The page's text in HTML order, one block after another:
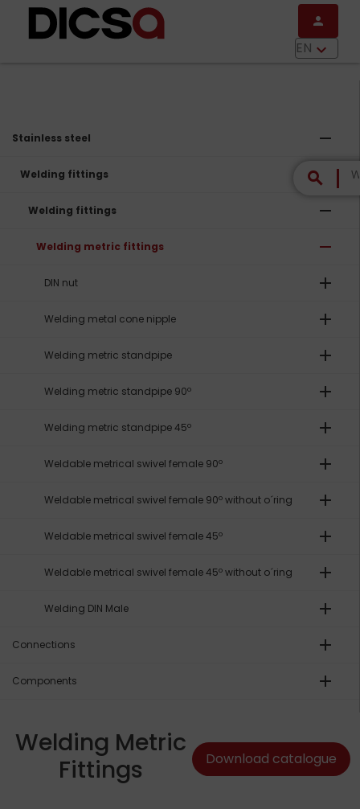
Skip to main content
person
EN keyboard_arrow_down
search
Stainless steel remove
Welding fittings remove
Welding fittings remove
Welding metric fittings remove
DIN nut add
Welding metal cone nipple add
Welding metric standpipe add
Welding metric standpipe 90º add
Welding metric standpipe 45º add
Weldable metrical swivel female 90º add
Weldable metrical swivel female 90º without o´ring add
Weldable metrical swivel female 45º add
Weldable metrical swivel female 45º without o´ring add
Welding DIN Male add
Connections add
Components add
Welding Metric
Fittings
Download catalogue